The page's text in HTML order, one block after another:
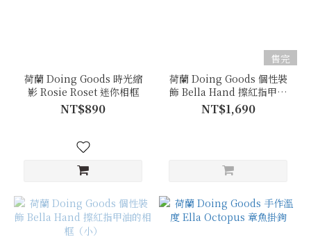
荷蘭 Doing Goods 時光縮
影 Rosie Roset 迷你相框
NT$890
售完
荷蘭 Doing Goods 個性裝
飾 Bella Hand 擦紅指甲油
的相框（大）
NT$1,690